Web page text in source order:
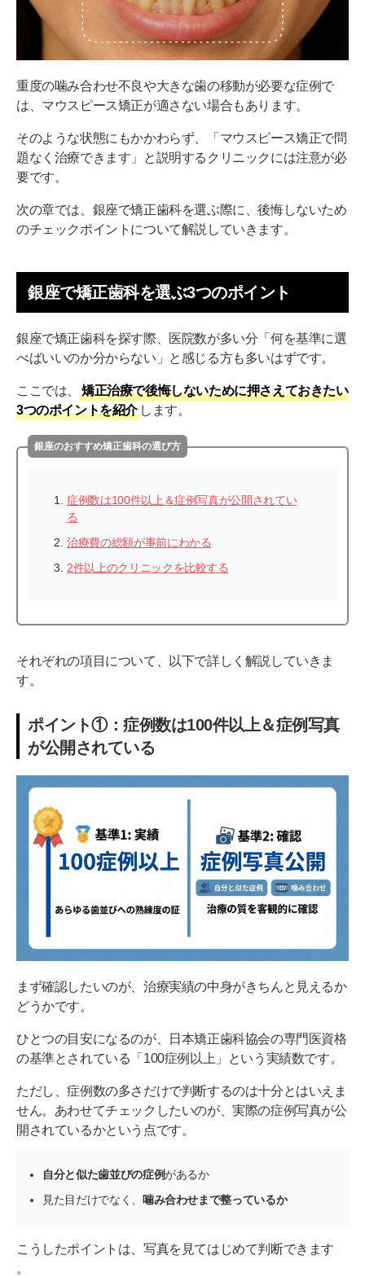
重度の噛み合わせ不良や大きな歯の移動が必要な症例で
は、マウスピース矯正が適さない場合もあります。
そのような状態にもかかわらず、「マウスピース矯正で問
題なく治療できます」と説明するクリニックには注意が必
要です。
次の章では、銀座で矯正歯科を選ぶ際に、後悔しないため
のチェックポイントについて解説していきます。
銀座で矯正歯科を選ぶ3つのポイント
銀座で矯正歯科を探す際、医院数が多い分「何を基準に選
べばいいのか分からない」と感じる方も多いはずです。
ここでは、
矯正治療で後悔しないために押さえておきたい
3つのポイントを紹介 します。
銀座のおすすめ矯正歯科の選び方
症例数は100件以上＆症例写真が公開されてい
る
治療費の総額が事前にわかる
2件以上のクリニックを比較する
それぞれの項目について、以下で詳しく解説していきま
す。
ポイント①：症例数は100件以上＆症例写真
が公開されている
まず確認したいのが、治療実績の中身がきちんと見えるか
どうかです。
ひとつの目安になるのが、日本矯正歯科協会の専門医資格
の基準とされている「100症例以上」という実績数です。
ただし、症例数の多さだけで判断するのは十分とはいえま
せん。あわせてチェックしたいのが、実際の症例写真が公
開されているかという点です。
自分と似た歯並びの症例があるか
見た目だけでなく、
噛み合わせまで整っているか
こうしたポイントは、写真を見てはじめて判断できます
。